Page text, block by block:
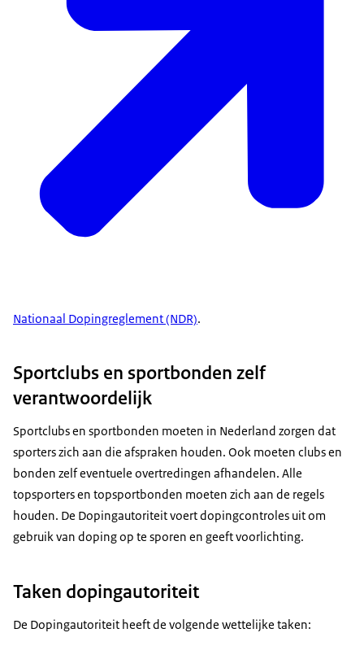
Nationaal Dopingreglement (NDR).
Sportclubs en sportbonden zelf
verantwoordelijk
Sportclubs en sportbonden moeten in Nederland zorgen dat
sporters zich aan die afspraken houden. Ook moeten clubs en
bonden zelf eventuele overtredingen afhandelen. Alle
topsporters en topsportbonden moeten zich aan de regels
houden. De Dopingautoriteit voert dopingcontroles uit om
gebruik van doping op te sporen en geeft voorlichting.
Taken dopingautoriteit
De Dopingautoriteit heeft de volgende wettelijke taken: